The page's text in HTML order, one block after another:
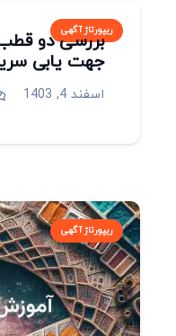
ریپورتاژ آگهی
بررسی دو قطب
جهت یابی
اسفند 4, 1403
ریپورتاژ آگهی